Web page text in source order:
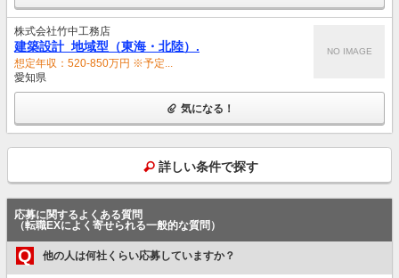
株式会社竹中工務店
建築設計_地域型（東海・北陸）.
想定年収：520-850万円 ※予定...
愛知県
NO IMAGE
気になる！
詳しい条件で探す
応募に関するよくある質問
（転職EXによく寄せられる一般的な質問）
Q 他の人は何社くらい応募していますか？